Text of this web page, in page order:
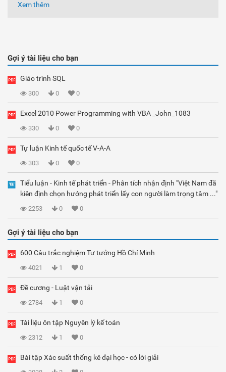
Xem thêm
Gợi ý tài liệu cho bạn
Giáo trình SQL
300 0 0
Excel 2010 Power Programming with VBA _John_1083
330 0 0
Tự luận Kinh tế quốc tế V-A-A
303 0 0
Tiểu luận - Kinh tế phát triển - Phân tích nhận định "Việt Nam đã
kiên định chọn hướng phát triển lấy con người làm trọng tâm ..."
2253 0 0
Gợi ý tài liệu cho bạn
600 Câu trắc nghiệm Tư tưởng Hồ Chí Minh
4021 1 0
Đề cương - Luật vận tải
2784 1 0
Tài liệu ôn tập Nguyên lý kế toán
2312 1 0
Bài tập Xác suất thống kê đại học - có lời giải